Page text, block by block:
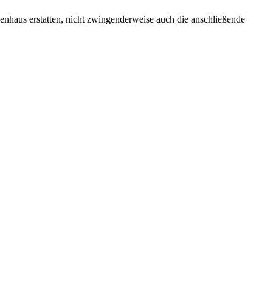
erstatten, nicht zwingenderweise auch die anschließende